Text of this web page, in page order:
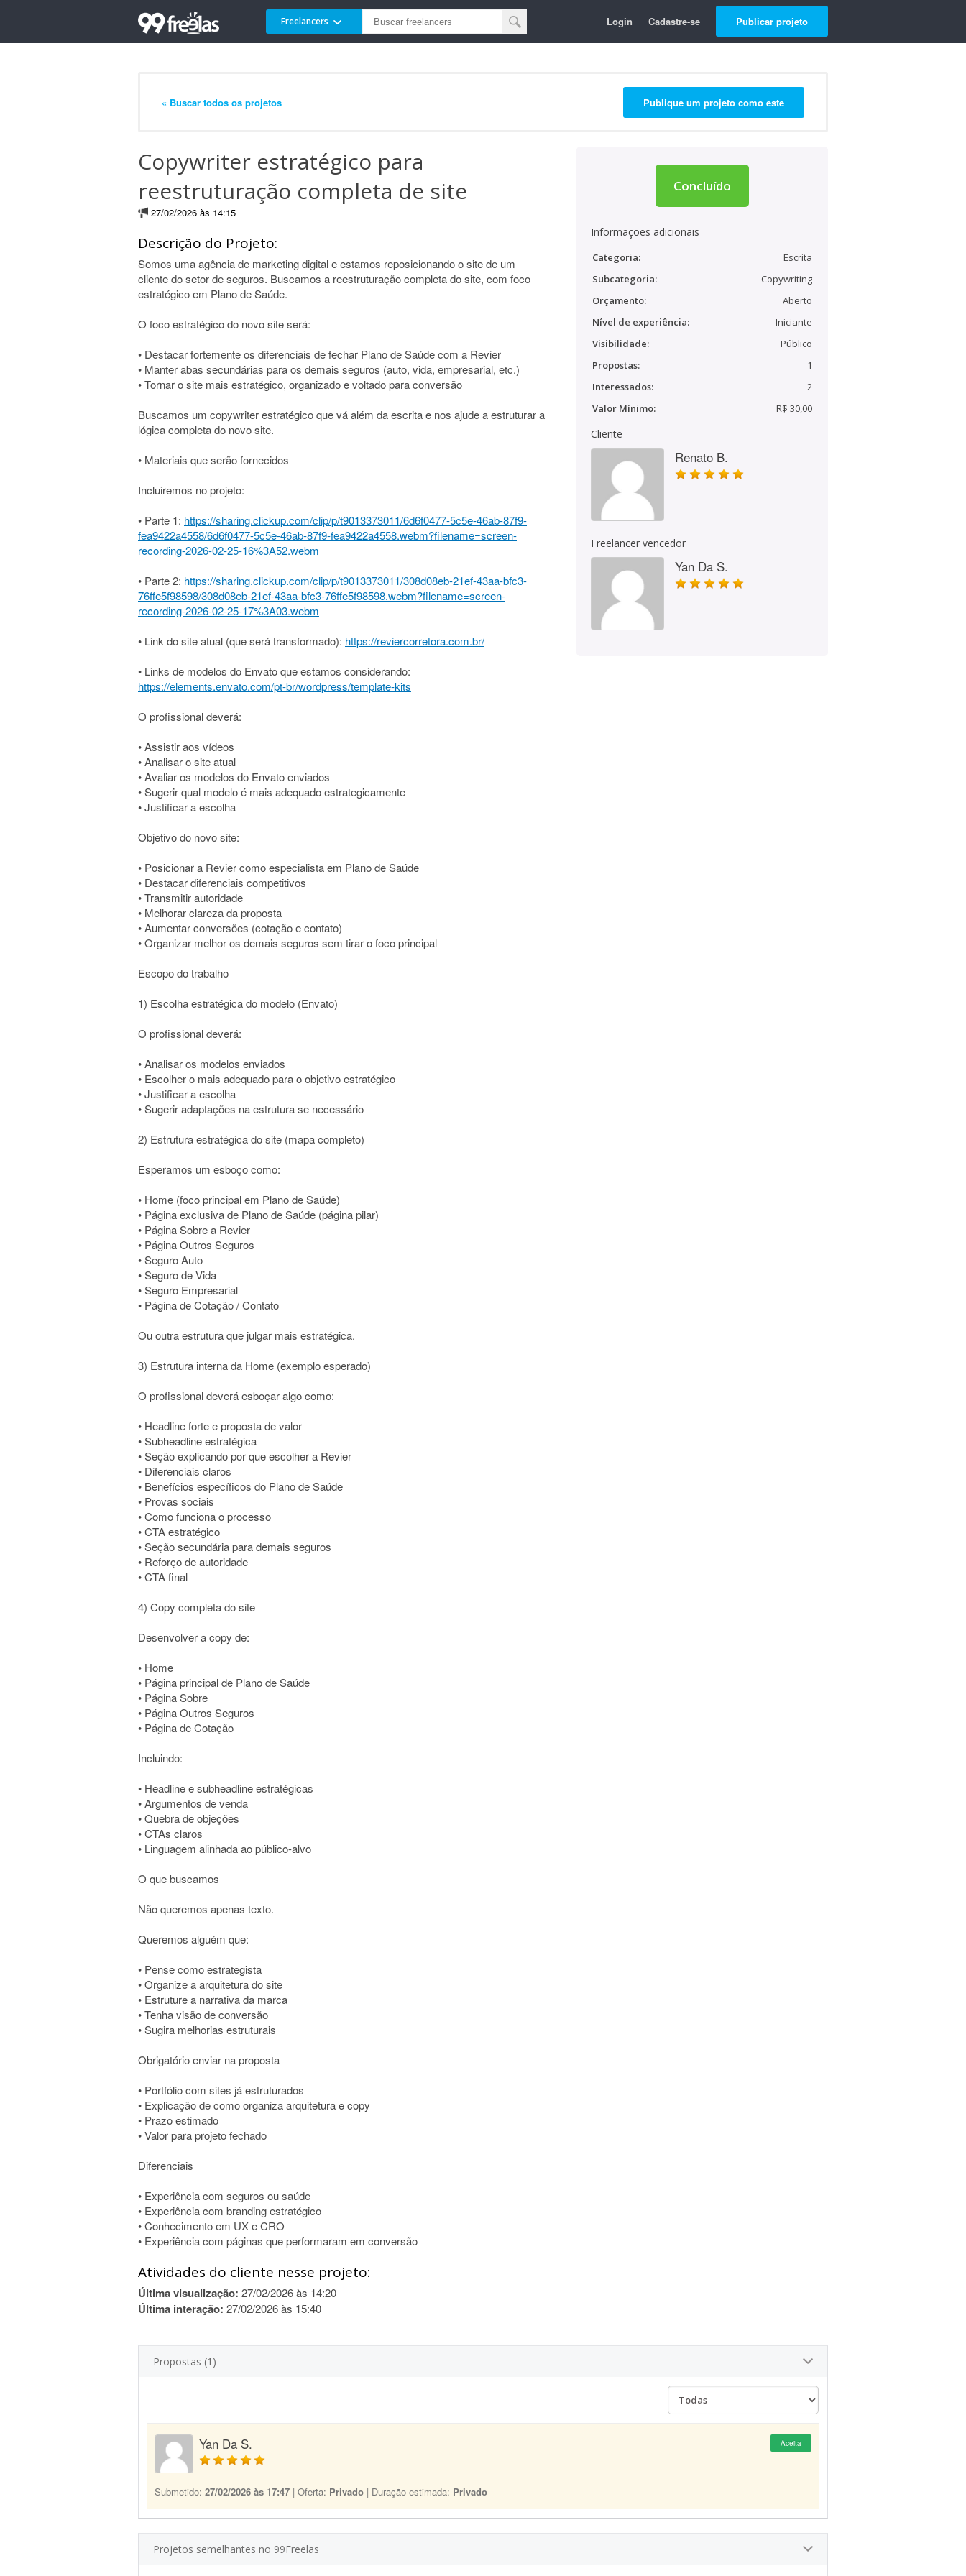
Freelancers Login Cadastre-se Publicar projeto
« Buscar todos os projetos Publique um projeto como este
Copywriter estratégico para
reestruturação completa de site
27/02/2026 às 14:15
Descrição do Projeto:
Somos uma agência de marketing digital e estamos reposicionando o site de um
cliente do setor de seguros. Buscamos a reestruturação completa do site, com foco
estratégico em Plano de Saúde.
O foco estratégico do novo site será:
• Destacar fortemente os diferenciais de fechar Plano de Saúde com a Revier
• Manter abas secundárias para os demais seguros (auto, vida, empresarial, etc.)
• Tornar o site mais estratégico, organizado e voltado para conversão
Buscamos um copywriter estratégico que vá além da escrita e nos ajude a estruturar a
lógica completa do novo site.
• Materiais que serão fornecidos
Incluiremos no projeto:
• Parte 1: https://sharing.clickup.com/clip/p/t9013373011/6d6f0477-5c5e-46ab-87f9-
fea9422a4558/6d6f0477-5c5e-46ab-87f9-fea9422a4558.webm?filename=screen-
recording-2026-02-25-16%3A52.webm
• Parte 2: https://sharing.clickup.com/clip/p/t9013373011/308d08eb-21ef-43aa-bfc3-
76ffe5f98598/308d08eb-21ef-43aa-bfc3-76ffe5f98598.webm?filename=screen-
recording-2026-02-25-17%3A03.webm
• Link do site atual (que será transformado): https://reviercorretora.com.br/
• Links de modelos do Envato que estamos considerando:
https://elements.envato.com/pt-br/wordpress/template-kits
O profissional deverá:
• Assistir aos vídeos
• Analisar o site atual
• Avaliar os modelos do Envato enviados
• Sugerir qual modelo é mais adequado estrategicamente
• Justificar a escolha
Objetivo do novo site:
• Posicionar a Revier como especialista em Plano de Saúde
• Destacar diferenciais competitivos
• Transmitir autoridade
• Melhorar clareza da proposta
• Aumentar conversões (cotação e contato)
• Organizar melhor os demais seguros sem tirar o foco principal
Escopo do trabalho
1) Escolha estratégica do modelo (Envato)
O profissional deverá:
• Analisar os modelos enviados
• Escolher o mais adequado para o objetivo estratégico
• Justificar a escolha
• Sugerir adaptações na estrutura se necessário
2) Estrutura estratégica do site (mapa completo)
Esperamos um esboço como:
• Home (foco principal em Plano de Saúde)
• Página exclusiva de Plano de Saúde (página pilar)
• Página Sobre a Revier
• Página Outros Seguros
• Seguro Auto
• Seguro de Vida
• Seguro Empresarial
• Página de Cotação / Contato
Ou outra estrutura que julgar mais estratégica.
3) Estrutura interna da Home (exemplo esperado)
O profissional deverá esboçar algo como:
• Headline forte e proposta de valor
• Subheadline estratégica
• Seção explicando por que escolher a Revier
• Diferenciais claros
• Benefícios específicos do Plano de Saúde
• Provas sociais
• Como funciona o processo
• CTA estratégico
• Seção secundária para demais seguros
• Reforço de autoridade
• CTA final
4) Copy completa do site
Desenvolver a copy de:
• Home
• Página principal de Plano de Saúde
• Página Sobre
• Página Outros Seguros
• Página de Cotação
Incluindo:
• Headline e subheadline estratégicas
• Argumentos de venda
• Quebra de objeções
• CTAs claros
• Linguagem alinhada ao público-alvo
O que buscamos
Não queremos apenas texto.
Queremos alguém que:
• Pense como estrategista
• Organize a arquitetura do site
• Estruture a narrativa da marca
• Tenha visão de conversão
• Sugira melhorias estruturais
Obrigatório enviar na proposta
• Portfólio com sites já estruturados
• Explicação de como organiza arquitetura e copy
• Prazo estimado
• Valor para projeto fechado
Diferenciais
• Experiência com seguros ou saúde
• Experiência com branding estratégico
• Conhecimento em UX e CRO
• Experiência com páginas que performaram em conversão
Atividades do cliente nesse projeto:
Última visualização: 27/02/2026 às 14:20
Última interação: 27/02/2026 às 15:40
Concluído
Informações adicionais
Categoria:
Escrita
Subcategoria:
Copywriting
Orçamento:
Aberto
Nível de experiência:
Iniciante
Visibilidade:
Público
Propostas:
1
Interessados:
2
Valor Mínimo:
R$ 30,00
Cliente
Renato B.
Freelancer vencedor
Yan Da S.
Propostas (1)
Yan Da S. Aceita
Submetido: 27/02/2026 às 17:47 | Oferta: Privado | Duração estimada: Privado
Projetos semelhantes no 99Freelas